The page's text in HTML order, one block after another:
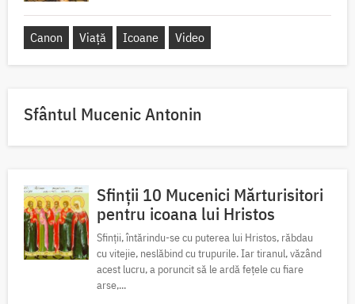
Canon Viață Icoane Video
Sfântul Mucenic Antonin
Sfinții 10 Mucenici Mărturisitori
pentru icoana lui Hristos
Sfinții, întărindu-se cu puterea lui Hristos, răbdau
cu vitejie, neslăbind cu trupurile. Iar tiranul, văzând
acest lucru, a poruncit să le ardă fețele cu fiare
arse,...